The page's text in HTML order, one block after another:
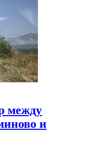
между
и